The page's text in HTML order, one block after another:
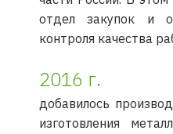
отдел закупок и
контроля качества
2016 г.
добавилось
изготовления